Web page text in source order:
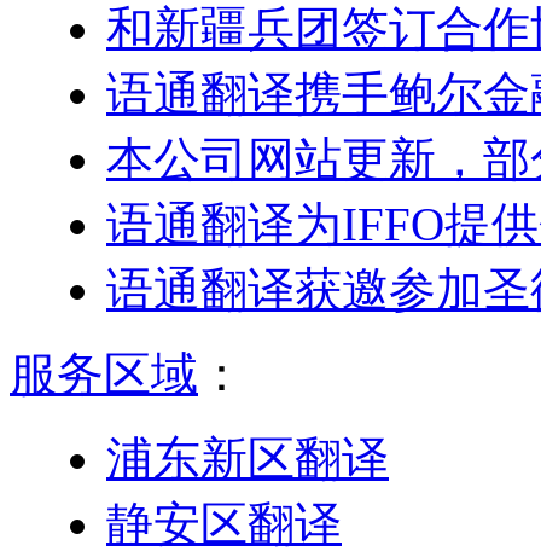
和新疆兵团签订合
语通翻译携手鲍尔
本公司网站更新，
语通翻译为IFFO提
语通翻译获邀参加
服务区域 ：
浦东新区翻译
静安区翻译